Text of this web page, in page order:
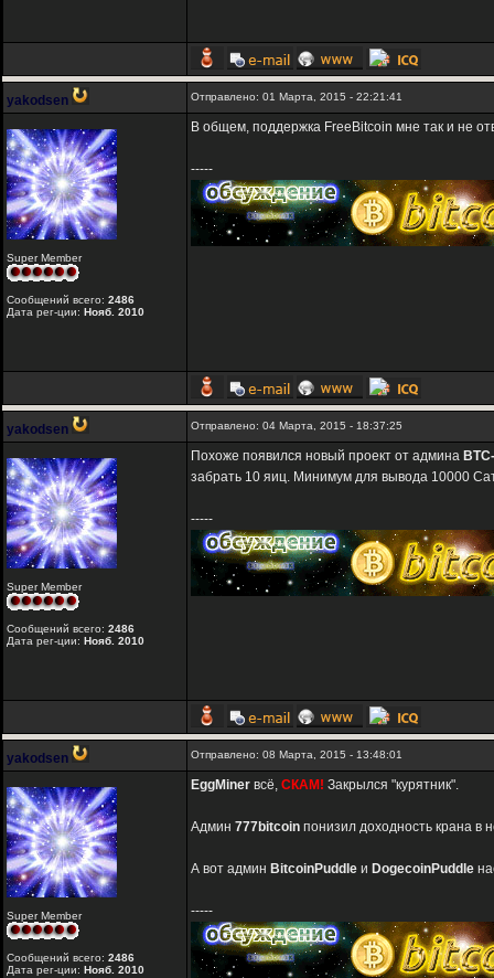
yakodsen Отправлено: 01 Марта, 2015 - 22:21:41
Super Member
Сообщений всего: 2486
Дата рег-ции: Нояб. 2010
В общем, поддержка FreeBitcoin мне так и не
-----
yakodsen Отправлено: 04 Марта, 2015 - 18:37:25
Super Member
Сообщений всего: 2486
Дата рег-ции: Нояб. 2010
Похоже появился новый проект от админа
забрать 10 яиц. Минимум для вывода 10000
-----
yakodsen Отправлено: 08 Марта, 2015 - 13:48:01
Super Member
Сообщений всего: 2486
Дата рег-ции: Нояб. 2010
EggMiner всё, СКАМ! Закрылся "курятник".
Админ 777bitcoin понизил доходность крана в
А вот админ BitcoinPuddle и DogecoinPuddle
-----